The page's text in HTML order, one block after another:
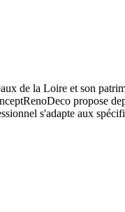
de la Loire et son
propose
s'adapte aux